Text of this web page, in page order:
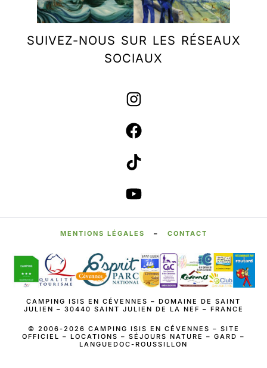
SUIVEZ-NOUS SUR LES RÉSEAUX
SOCIAUX
MENTIONS LÉGALES – CONTACT
CAMPING ISIS EN CÉVENNES – DOMAINE DE SAINT
JULIEN – 30440 SAINT JULIEN DE LA NEF – FRANCE
© 2006-2026 CAMPING ISIS EN CÉVENNES – SITE
OFFICIEL – LOCATIONS – SÉJOURS NATURE – GARD –
LANGUEDOC-ROUSSILLON